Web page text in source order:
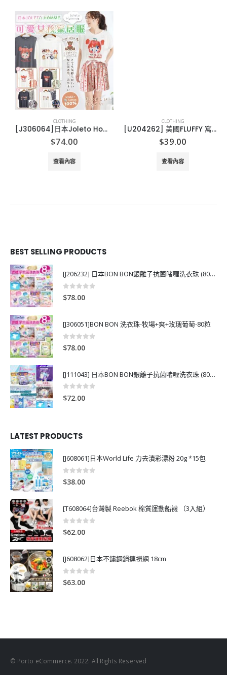
CLOTHING
[J306064]日本Joleto Homme 可愛家族短袖家居服
74.00
查看內容
CLOTHING
[U204262] 美國FLUFFY 窩夫型乾髮巾
39.00
查看內容
BEST SELLING PRODUCTS
[J206232] 日本BON BON銀離子抗菌啫喱洗衣珠 (80粒)
0out of 5
$78.00
[J306051]BON BON 洗衣珠-牧場+爽+玫瑰葡萄-80粒
0
$78.00
[J111043] 日本BON BON銀離子抗菌啫喱洗衣珠 (80粒)
0
$72.00
LATEST PRODUCTS
[J608061]日本World Life 力去漬彩漂粉 20g *15包
0out of 5
$38.00
[T608064]台灣製 Reebok 棉質運動船襪 （3入組）
0 out of 5
$62.00
[J608062]日本不鏽鋼鍋連撈網 18cm
0
$63.00
© Porto eCommerce. 2022. All Rights Reserved